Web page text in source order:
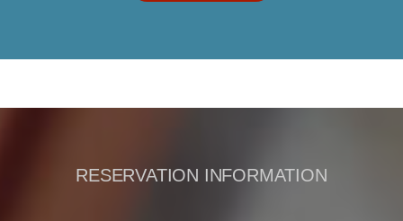
RESERVATION INFORMATION